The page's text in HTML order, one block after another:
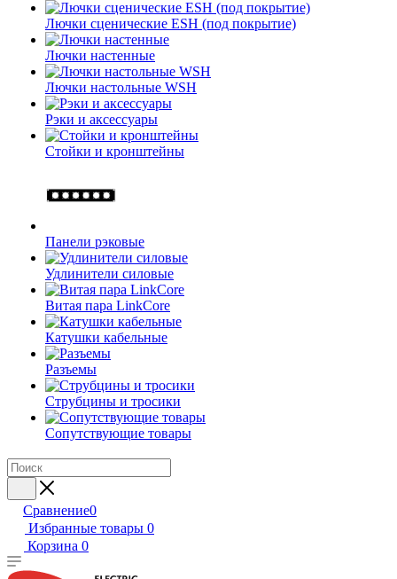
Лючки сценические ESH (под покрытие)
Лючки настенные
Лючки настольные WSH
Рэки и аксессуары
Стойки и кронштейны
Панели рэковые
Удлинители силовые
Витая пара LinkCore
Катушки кабельные
Разъемы
Струбцины и тросики
Сопутствующие товары
Сравнение0
Избранные товары 0
Корзина 0